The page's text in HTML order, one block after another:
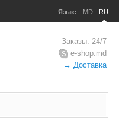
Язык: MD RU
Заказы: 24/7
e-shop.md
→ Доставка